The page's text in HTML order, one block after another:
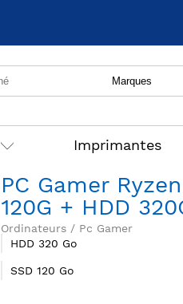
Imprimantes
PC Gamer
120G + HDD
Ordinateurs / Pc Gamer
HDD 320 Go
SSD 120 Go